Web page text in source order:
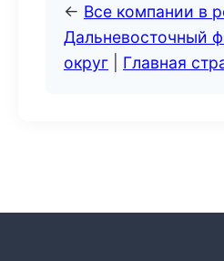
← Все компании в
Дальневосточный
округ
Главная